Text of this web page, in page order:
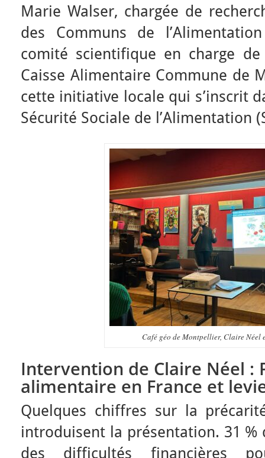
Marie Walser, chargée de
des Communs de
comité scientifique en charge
Caisse Alimentaire Commune de
cette initiative locale qui s’inscrit
Sécurité Sociale de l’Alimentation
Café géo de Montpellier, Claire Néel
Intervention de Claire Néel :
alimentaire en France et
Quelques chiffres sur la
introduisent la présentation. 31 %
des difficultés financières